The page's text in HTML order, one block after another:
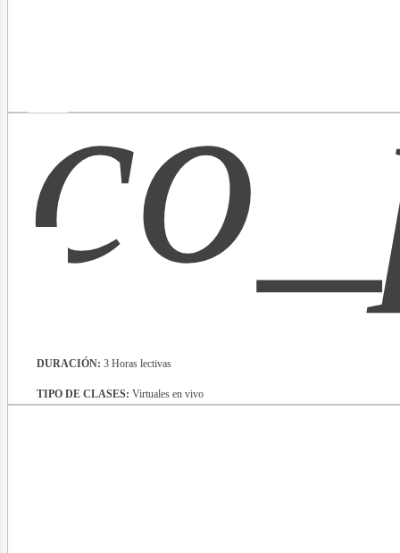
TIPO DE CLASES: Virtuales en vivo
DURACIÓN: 3 Horas lectivas